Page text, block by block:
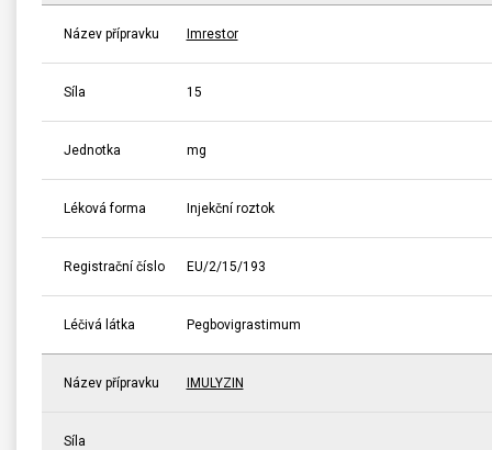
Název přípravku Imrestor
Síla 15
Jednotka mg
Léková forma Injekční roztok
Registrační číslo EU/2/15/193
Léčivá látka Pegbovigrastimum
Název přípravku IMULYZIN
Síla